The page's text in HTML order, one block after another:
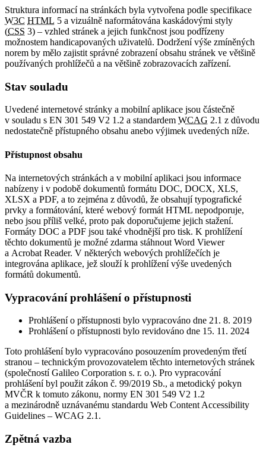
Struktura informací na stránkách byla vytvořena podle specifikace
W3C HTML 5 a vizuálně naformátována kaskádovými styly
(CSS 3) – vzhled stránek a jejich funkčnost jsou podřízeny
možnostem handicapovaných uživatelů. Dodržení výše zmíněných
norem by mělo zajistit správné zobrazení obsahu stránek ve většině
používaných prohlížečů a na většině zobrazovacích zařízení.
Stav souladu
Uvedené internetové stránky a mobilní aplikace jsou částečně
v souladu s EN 301 549 V2 1.2 a standardem WCAG 2.1 z důvodu
nedostatečně přístupného obsahu anebo výjimek uvedených níže.
Přístupnost obsahu
Na internetových stránkách a v mobilní aplikaci jsou informace
nabízeny i v podobě dokumentů formátu DOC, DOCX, XLS,
XLSX a PDF, a to zejména z důvodů, že obsahují typografické
prvky a formátování, které webový formát HTML nepodporuje,
nebo jsou příliš velké, proto pak doporučujeme jejich stažení.
Formáty DOC a PDF jsou také vhodnější pro tisk. K prohlížení
těchto dokumentů je možné zdarma stáhnout Word Viewer
a Acrobat Reader. V některých webových prohlížečích je
integrována aplikace, jež slouží k prohlížení výše uvedených
formátů dokumentů.
Vypracování prohlášení o přístupnosti
Prohlášení o přístupnosti bylo vypracováno dne 21. 8. 2019
Prohlášení o přístupnosti bylo revidováno dne 15. 11. 2024
Toto prohlášení bylo vypracováno posouzením provedeným třetí
stranou – technickým provozovatelem těchto internetových stránek
(společností Galileo Corporation s. r. o.). Pro vypracování
prohlášení byl použit zákon č. 99/2019 Sb., a metodický pokyn
MVČR k tomuto zákonu, normy EN 301 549 V2 1.2
a mezinárodně uznávanému standardu Web Content Accessibility
Guidelines – WCAG 2.1.
Zpětná vazba